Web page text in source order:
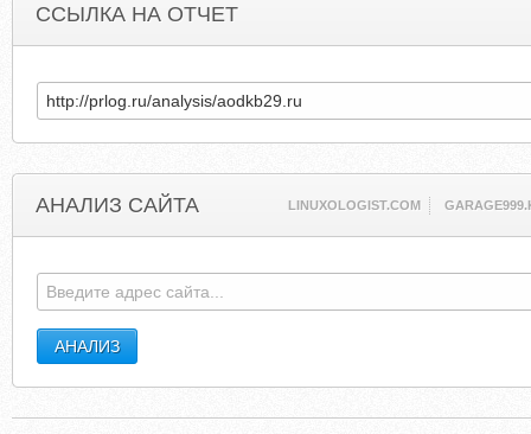
ССЫЛКА НА ОТЧЕТ
АНАЛИЗ САЙТА LINUXOLOGIST.COM